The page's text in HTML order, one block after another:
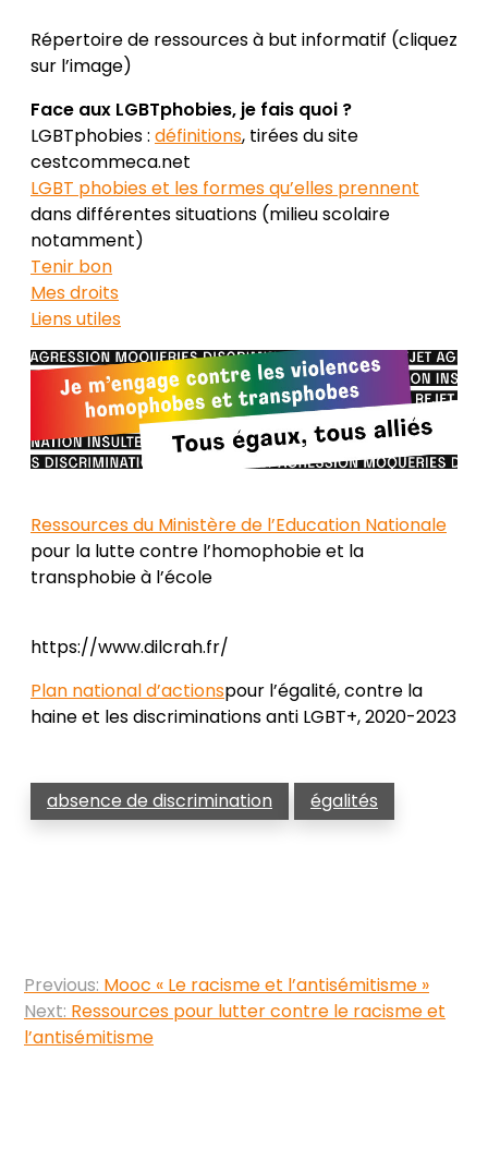
Répertoire de ressources à but informatif (cliquez
sur l’image)
Face aux LGBTphobies, je fais quoi ?
LGBTphobies : définitions, tirées du site
cestcommeca.net
LGBT phobies et les formes qu’elles prennent
dans différentes situations (milieu scolaire
notamment)
Tenir bon
Mes droits
Liens utiles
Ressources du Ministère de l’Education Nationale
pour la lutte contre l’homophobie et la
transphobie à l’école
https://www.dilcrah.fr/
Plan national d’actionspour l’égalité, contre la
haine et les discriminations anti LGBT+, 2020-2023
absence de discrimination égalités
Navigation
de
l’article
Previous: Mooc « Le racisme et l’antisémitisme »
Next: Ressources pour lutter contre le racisme et
l’antisémitisme